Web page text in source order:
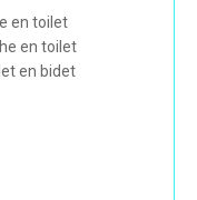
en toilet
en toilet
en bidet